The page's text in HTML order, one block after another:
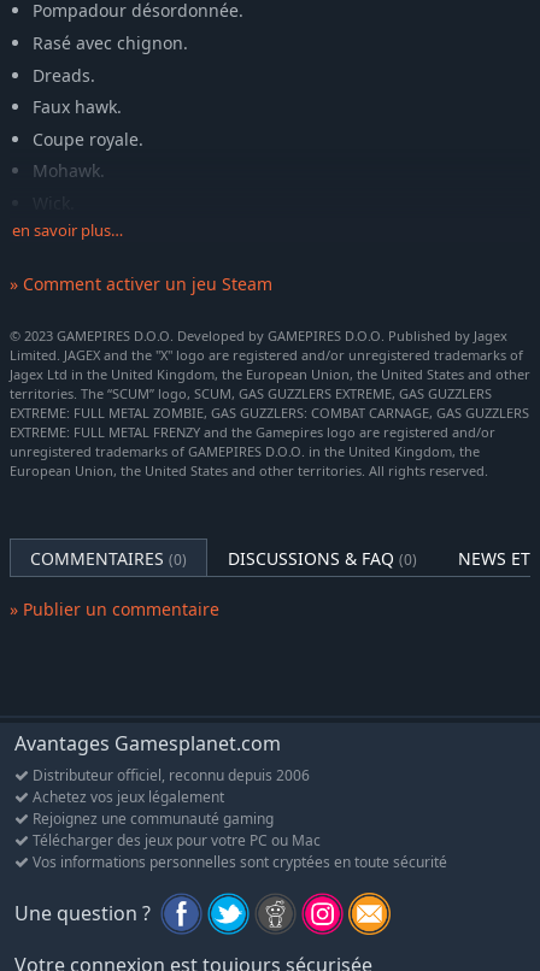
Pompadour désordonnée.
Rasé avec chignon.
Dreads.
Faux hawk.
Coupe royale.
Mohawk.
Chignon.
Moustaches :
Impériale.
Motor head.
Fer à cheval.
Fer à cheval longue.
Ligne fine.
Moustache de 3 jours.
Rouflaquettes.
Warlord.
Barbiche.
Barbe de 3 jours.
Pas rasé.
Remarque : tous les styles sont disponibles à la fois sur l'écran
de création de personnage et chez le barbier.
en savoir plus…
» Comment activer un jeu Steam
© 2023 GAMEPIRES D.O.O. Developed by GAMEPIRES D.O.O. Published by Jagex
Limited. JAGEX and the "X" logo are registered and/or unregistered trademarks of
Jagex Ltd in the United Kingdom, the European Union, the United States and other
territories. The “SCUM” logo, SCUM, GAS GUZZLERS EXTREME, GAS GUZZLERS
EXTREME: FULL METAL ZOMBIE, GAS GUZZLERS: COMBAT CARNAGE, GAS GUZZLERS
EXTREME: FULL METAL FRENZY and the Gamepires logo are registered and/or
unregistered trademarks of GAMEPIRES D.O.O. in the United Kingdom, the
European Union, the United States and other territories. All rights reserved.
COMMENTAIRES (0) DISCUSSIONS & FAQ (0) NEWS ET
» Publier un commentaire
Avantages Gamesplanet.com
Distributeur officiel, reconnu depuis 2006
Achetez vos jeux légalement
Rejoignez une communauté gaming
Télécharger des jeux pour votre PC ou Mac
Vos informations personnelles sont cryptées en toute sécurité
Une question ?
Votre connexion est toujours sécurisée